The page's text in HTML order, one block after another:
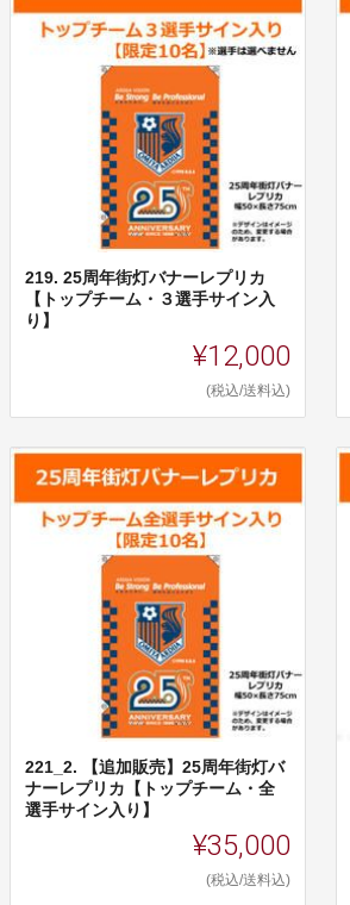
219. 25周年街灯バナーレプリカ
【トップチーム・３選手サイン入
り】
¥12,000
(税込/送料込)
221_2. 【追加販売】25周年街灯バ
ナーレプリカ【トップチーム・全
選手サイン入り】
¥35,000
(税込/送料込)